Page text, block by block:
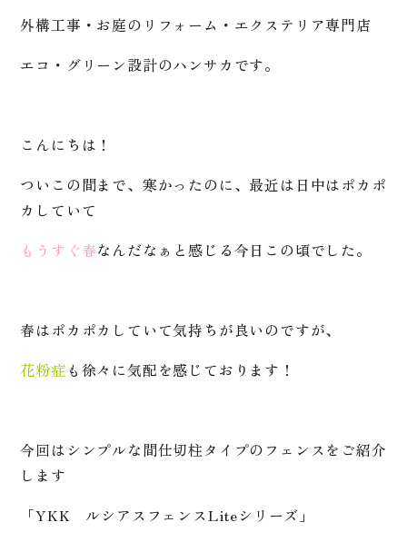
外構工事・お庭のリフォーム・エクステリア専門店
エコ・グリーン設計のハンサカです。
こんにちは！
ついこの間まで、寒かったのに、最近は日中はポカポ
カしていて
もうすぐ春なんだなぁと感じる今日この頃でした。
春はポカポカしていて気持ちが良いのですが、
花粉症 も徐々に気配を感じております！
今回はシンプルな間仕切柱タイプのフェンスをご紹介
します
「YKK ルシアスフェンスLiteシリーズ」